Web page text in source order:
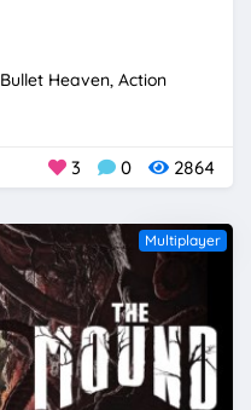
Bullet Heaven Action
3 0 2864
Multiplayer